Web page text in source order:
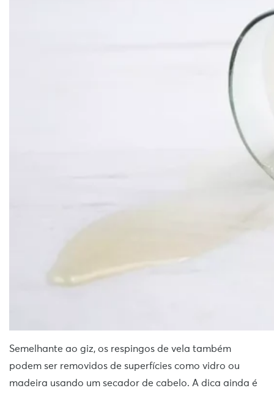
Semelhante ao giz, os respingos de vela também
podem ser removidos de superfícies como vidro ou
madeira usando um secador de cabelo. A dica ainda é